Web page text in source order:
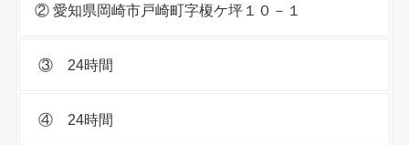
② 愛知県岡崎市戸崎町字榎ケ坪１０－１
③ 24時間
④ 24時間